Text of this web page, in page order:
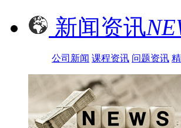
新闻资讯
公司新闻 课程资讯 问题资讯